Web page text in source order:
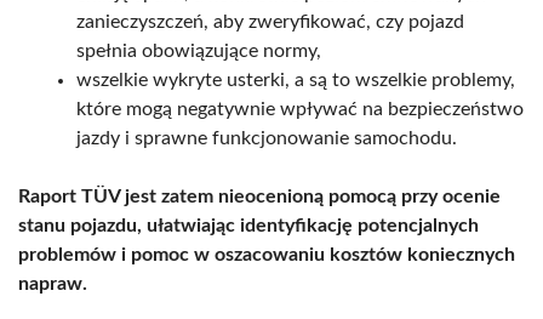
zanieczyszczeń, aby zweryfikować, czy pojazd
spełnia obowiązujące normy,
wszelkie wykryte usterki, a są to wszelkie problemy,
które mogą negatywnie wpływać na bezpieczeństwo
jazdy i sprawne funkcjonowanie samochodu.
Raport TÜV jest zatem nieocenioną pomocą przy ocenie
stanu pojazdu, ułatwiając identyfikację potencjalnych
problemów i pomoc w oszacowaniu kosztów koniecznych
napraw.